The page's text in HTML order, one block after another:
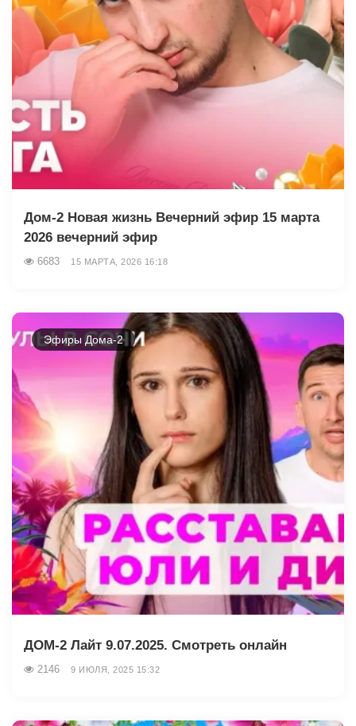
Дом-2 Новая жизнь Вечерний эфир 15 марта
2026 вечерний эфир
6683 15 МАРТА, 2026 16:18
Эфиры Дома-2
ДОМ-2 Лайт 9.07.2025. Смотреть онлайн
2146 9 ИЮЛЯ, 2025 15:32